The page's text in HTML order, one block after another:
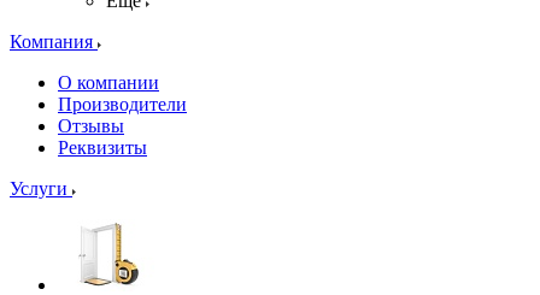
Компания
О компании
Производители
Отзывы
Реквизиты
Услуги